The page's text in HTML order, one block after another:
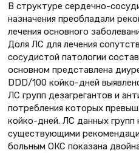
В структуре сердечно-
назначения преобладали
лечения основного
Доля ЛС для лечения
сосудистой патологии
основном представлена
DDD/100 койко-дней
ЛС групп дезагрегантов и
потребления которых
койко-дней. ЛС данных групп
существующими
больным ОКС показана